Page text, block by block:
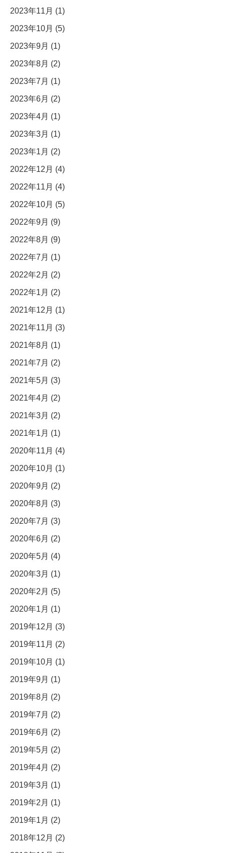
2023年11月 (1)
2023年10月 (5)
2023年9月 (1)
2023年8月 (2)
2023年7月 (1)
2023年6月 (2)
2023年4月 (1)
2023年3月 (1)
2023年1月 (2)
2022年12月 (4)
2022年11月 (4)
2022年10月 (5)
2022年9月 (9)
2022年8月 (9)
2022年7月 (1)
2022年2月 (2)
2022年1月 (2)
2021年12月 (1)
2021年11月 (3)
2021年8月 (1)
2021年7月 (2)
2021年5月 (3)
2021年4月 (2)
2021年3月 (2)
2021年1月 (1)
2020年11月 (4)
2020年10月 (1)
2020年9月 (2)
2020年8月 (3)
2020年7月 (3)
2020年6月 (2)
2020年5月 (4)
2020年3月 (1)
2020年2月 (5)
2020年1月 (1)
2019年12月 (3)
2019年11月 (2)
2019年10月 (1)
2019年9月 (1)
2019年8月 (2)
2019年7月 (2)
2019年6月 (2)
2019年5月 (2)
2019年4月 (2)
2019年3月 (1)
2019年2月 (1)
2019年1月 (2)
2018年12月 (2)